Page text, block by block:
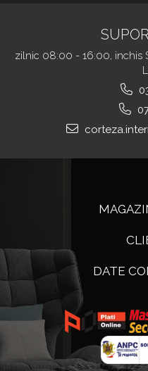
zilnic 08:00 - 16:00, inchis
DATE